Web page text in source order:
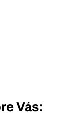
Vás: